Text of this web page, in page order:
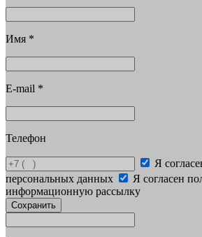
Имя *
E-mail *
Телефон
Я
персональных данных
Я согласен
информационную рассылку
Сохранить